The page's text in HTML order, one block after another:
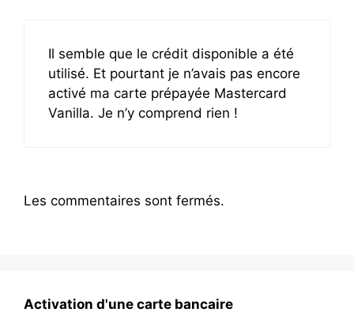
Il semble que le crédit disponible a été
utilisé. Et pourtant je n’avais pas encore
activé ma carte prépayée Mastercard
Vanilla. Je n’y comprend rien !
Les commentaires sont fermés.
Activation d'une carte bancaire